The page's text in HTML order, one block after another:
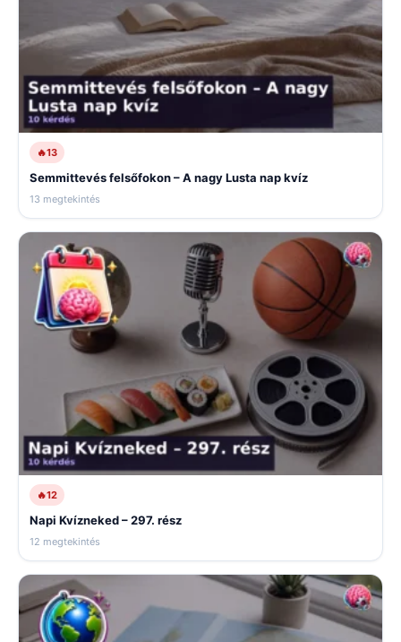
🔥13
Semmittevés felsőfokon – A nagy Lusta nap kvíz
13 megtekintés
🔥12
Napi Kvízneked – 297. rész
12 megtekintés